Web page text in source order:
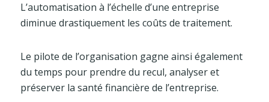
L’automatisation à l’échelle d’une entreprise
diminue drastiquement les coûts de traitement.
Le pilote de l’organisation gagne ainsi également
du temps pour prendre du recul, analyser et
préserver la santé financière de l’entreprise.